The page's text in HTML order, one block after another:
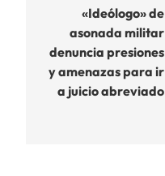
entradas
«Ideólogo» de
asonada militar
denuncia presiones
y amenazas para ir
a juicio abreviado